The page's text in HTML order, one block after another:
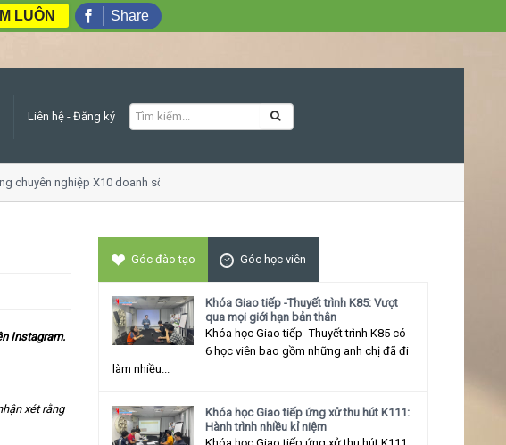
Liên hệ - Đăng ký
nghiệp X10 doanh số
Instagram.
xét rằng
Góc đào tạo Góc học viên
Khóa Giao tiếp -Thuyết trình K85: Vượt
qua mọi giới hạn bản thân
Khóa học Giao tiếp -Thuyết trình K85 có
6 học viên bao gồm những anh chị đã đi
làm nhiều...
Khóa học Giao tiếp ứng xử thu hút K111:
Hành trình nhiều kỉ niệm
LUÔN Share